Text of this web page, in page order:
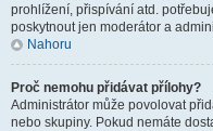
prohlížení, přispívání atd.
poskytnout jen moderátor a
Nahoru
Proč nemohu přidávat přílohy?
Administrátor může povolovat
nebo skupiny. Pokud nemáte